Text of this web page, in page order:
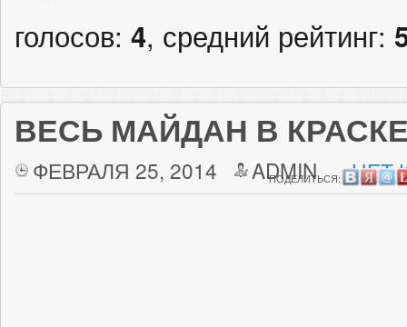
голосов: 4, средний рейтинг:
ВЕСЬ МАЙДАН В
ФЕВРАЛЯ 25, 2014 ADMIN НЕТ
ПОДЕЛИТЬСЯ: